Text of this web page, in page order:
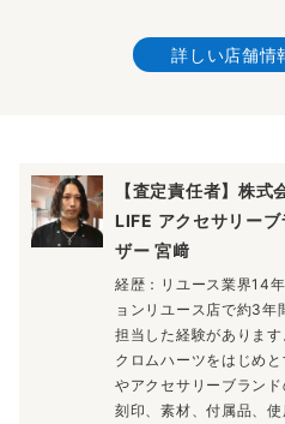
詳しい店舗情
【査定責任者】株
LIFE アクセサリー
ザー 宮﨑
経歴：リユース業界14
ョンリユース店で約3年
担当した経験があります
クロムハーツをはじめ
やアクセサリーブランド
刻印、素材、付属品、